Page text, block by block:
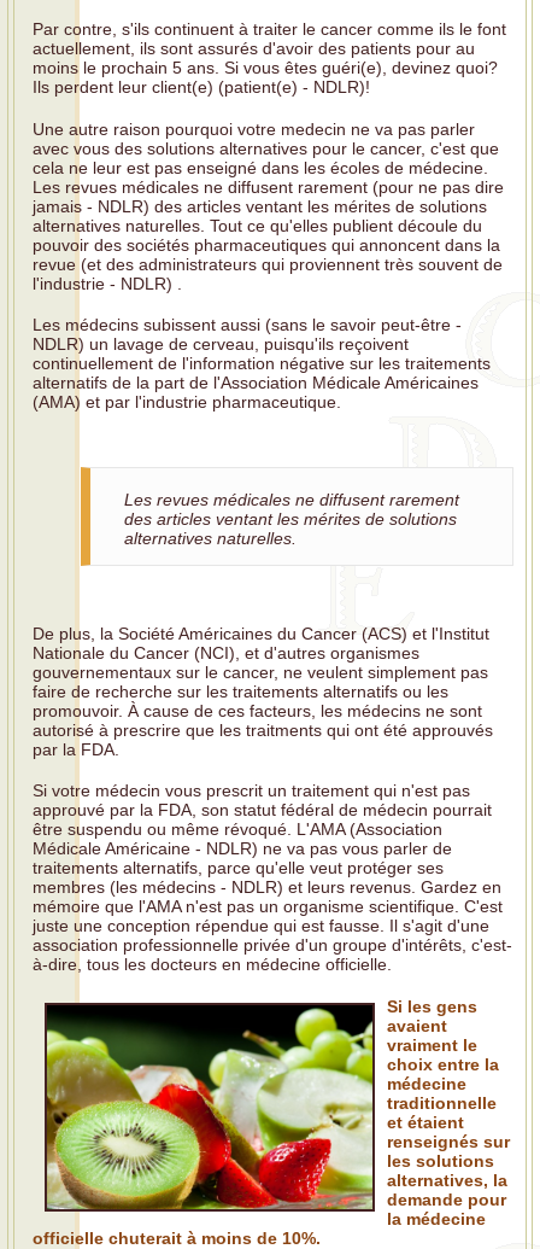
Par contre, s'ils continuent à traiter le cancer comme ils le font
actuellement, ils sont assurés d'avoir des patients pour au
moins le prochain 5 ans. Si vous êtes guéri(e), devinez quoi?
Ils perdent leur client(e) (patient(e) - NDLR)!
Une autre raison pourquoi votre medecin ne va pas parler
avec vous des solutions alternatives pour le cancer, c'est que
cela ne leur est pas enseigné dans les écoles de médecine.
Les revues médicales ne diffusent rarement (pour ne pas dire
jamais - NDLR) des articles ventant les mérites de solutions
alternatives naturelles. Tout ce qu'elles publient découle du
pouvoir des sociétés pharmaceutiques qui annoncent dans la
revue (et des administrateurs qui proviennent très souvent de
l'industrie - NDLR) .
Les médecins subissent aussi (sans le savoir peut-être -
NDLR) un lavage de cerveau, puisqu'ils reçoivent
continuellement de l'information négative sur les traitements
alternatifs de la part de l'Association Médicale Américaines
(AMA) et par l'industrie pharmaceutique.
Les revues médicales ne diffusent rarement
des articles ventant les mérites de solutions
alternatives naturelles.
De plus, la Société Américaines du Cancer (ACS) et l'Institut
Nationale du Cancer (NCI), et d'autres organismes
gouvernementaux sur le cancer, ne veulent simplement pas
faire de recherche sur les traitements alternatifs ou les
promouvoir. À cause de ces facteurs, les médecins ne sont
autorisé à prescrire que les traitments qui ont été approuvés
par la FDA.
Si votre médecin vous prescrit un traitement qui n'est pas
approuvé par la FDA, son statut fédéral de médecin pourrait
être suspendu ou même révoqué. L'AMA (Association
Médicale Américaine - NDLR) ne va pas vous parler de
traitements alternatifs, parce qu'elle veut protéger ses
membres (les médecins - NDLR) et leurs revenus. Gardez en
mémoire que l'AMA n'est pas un organisme scientifique. C'est
juste une conception répendue qui est fausse. Il s'agit d'une
association professionnelle privée d'un groupe d'intérêts, c'est-
à-dire, tous les docteurs en médecine officielle.
Si les gens
avaient
vraiment le
choix entre la
médecine
traditionnelle
et étaient
renseignés sur
les solutions
alternatives, la
demande pour
la médecine
officielle chuterait à moins de 10%.